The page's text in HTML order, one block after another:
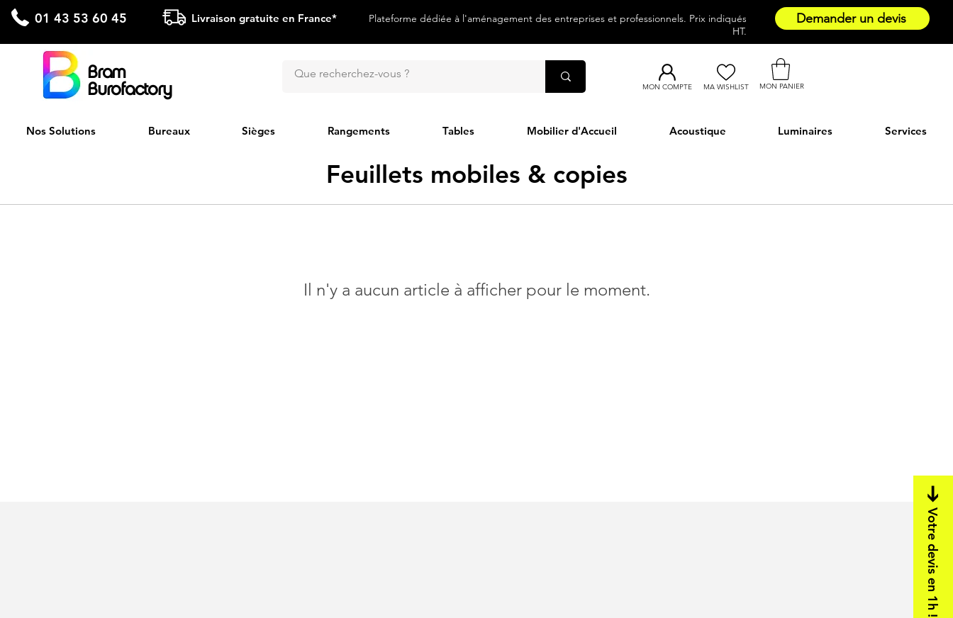
01 43 53 60 45 Livraison gratuite en France*
Plateforme dédiée à l'aménagement des entreprises et professionnels. Prix indiqués
HT.
Demander un devis
Bram
Burofactory
MON COMPTE MA WISHLIST MON PANIER
Nos Solutions Bureaux Sièges Rangements Tables Mobilier d'Accueil Acoustique Luminaires Services
Votre devis en 1h !
Feuillets mobiles & copies
Il n'y a aucun article à afficher pour le moment.